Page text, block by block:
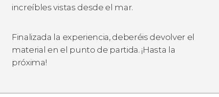
increíbles vistas desde el mar.
Finalizada la experiencia, deberéis devolver el
material en el punto de partida. ¡Hasta la
próxima!